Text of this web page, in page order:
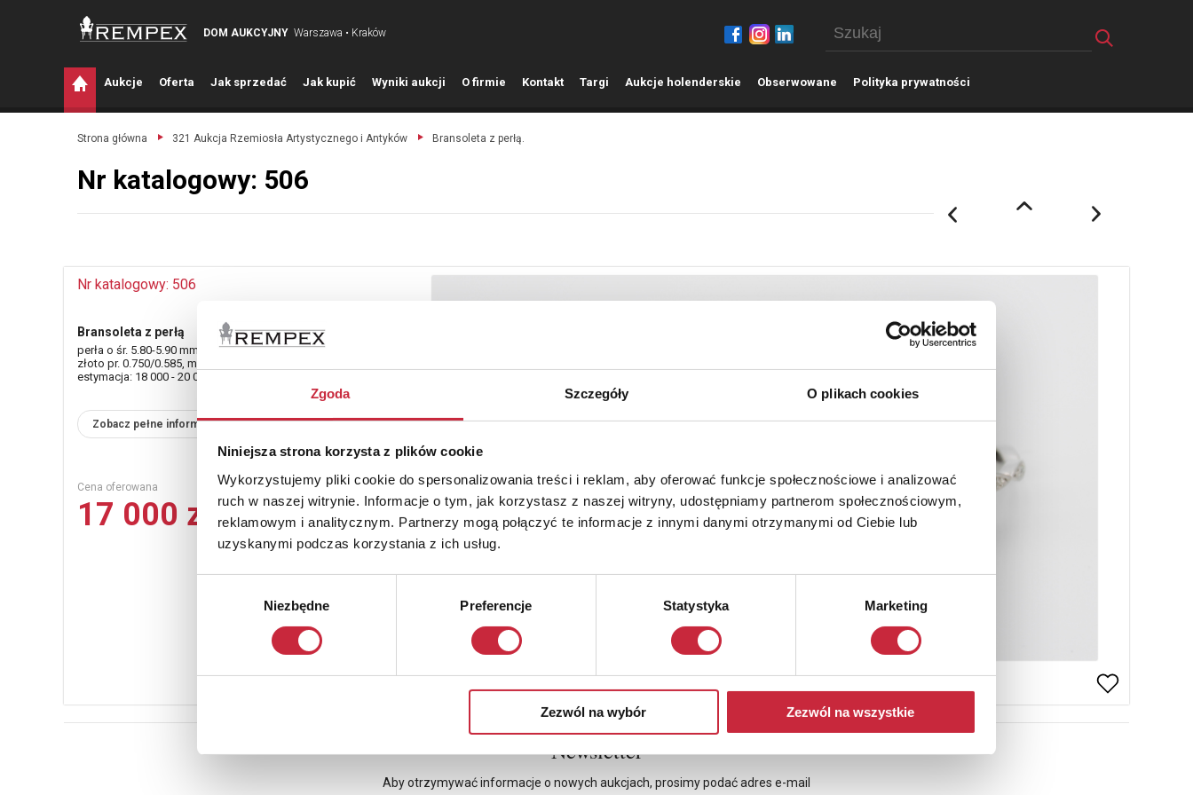
Zgoda Szczegóły O plikach cookies
Niniejsza strona korzysta z plików cookie
Wykorzystujemy pliki cookie do spersonalizowania treści i reklam, aby oferować funkcje społecznościowe i analizować
ruch w naszej witrynie. Informacje o tym, jak korzystasz z naszej witryny, udostępniamy partnerom społecznościowym,
reklamowym i analitycznym. Partnerzy mogą połączyć te informacje z innymi danymi otrzymanymi od Ciebie lub
uzyskanymi podczas korzystania z ich usług.
Niezbędne Preferencje Statystyka Marketing
Zezwól na wybór Zezwól na wszystkie
DOM AUKCYJNY Warszawa • Kraków
Aukcje Oferta Jak sprzedać Jak kupić Wyniki aukcji O firmie Kontakt Targi Aukcje holenderskie Obserwowane Polityka prywatności
Strona główna 321 Aukcja Rzemiosła Artystycznego i Antyków Bransoleta z perłą.
Nr katalogowy: 506
Nr katalogowy: 506
Bransoleta z perłą
perła o śr. 5.80-5.90 mm oraz 73 szt. diamentów;
złoto pr. 0.750/0.585, masa całkowita 16.970 g.
estymacja: 18 000 - 20 000 zł
Zobacz pełne informacje
Cena oferowana
17 000 zł
Newsletter
Aby otrzymywać informacje o nowych aukcjach, prosimy podać adres e-mail